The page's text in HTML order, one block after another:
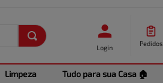
Login
Pedidos
Limpeza Tudo para sua Casa 🏠